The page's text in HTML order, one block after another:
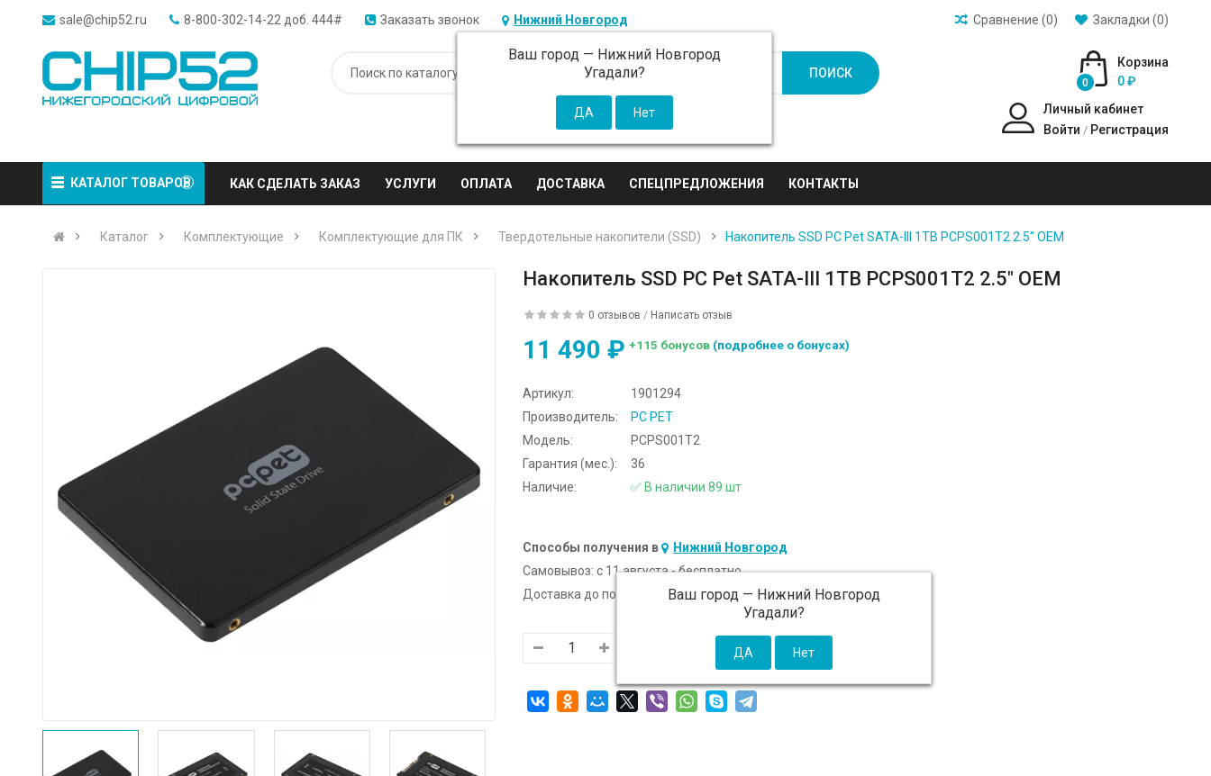
sale@chip52.ru 8-800-302-14-22 доб. 444# Заказать звонок Нижний Новгород
Ваш город — Нижний Новгород
Угадали?
Закладки (0)
Сравнение (0)
ПОИСК
Корзина
0
0 ₽
Личный кабинет
Войти / Регистрация
КАТАЛОГ ТОВАРОВ КАК СДЕЛАТЬ ЗАКАЗ УСЛУГИ ОПЛАТА ДОСТАВКА СПЕЦПРЕДЛОЖЕНИЯ КОНТАКТЫ
Каталог Комплектующие Комплектующие для ПК Твердотельные накопители (SSD) Накопитель SSD PC Pet SATA-III 1TB PCPS001T2 2.5" OEM
Накопитель SSD PC Pet SATA-III 1TB PCPS001T2 2.5" OEM
0 отзывов / Написать отзыв
11 490 ₽ +115 бонусов (подробнее о бонусах)
Артикул:
1901294
Производитель:
PC PET
Модель:
PCPS001T2
Гарантия (мес.):
36
Наличие:
✅ В наличии 89 шт
Способы получения в Нижний Новгород
Ваш город — Нижний Новгород
Угадали?
Самовывоз: c 11 августа - бесплатно
Доставка до подъезда:
c 11 августа - 300 ₽ (от 5 000 ₽ бесплатно)